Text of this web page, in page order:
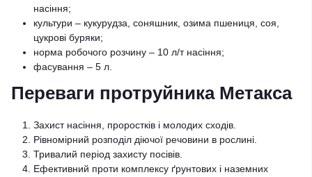
насіння;
культури – кукурудза, соняшник, озима пшениця, соя,
цукрові буряки;
норма робочого розчину – 10 л/т насіння;
фасування – 5 л.
Переваги протруйника Метакса
Захист насіння, проростків і молодих сходів.
Рівномірний розподіл діючої речовини в рослині.
Тривалий період захисту посівів.
Ефективний проти комплексу ґрунтових і наземних